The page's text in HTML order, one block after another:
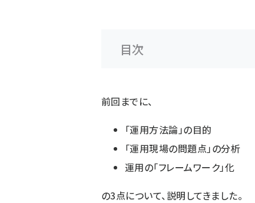
目次
前回までに、
「運用方法論」の目的
「運用現場の問題点」の分析
運用の「フレームワーク」化
の3点について、説明してきました。